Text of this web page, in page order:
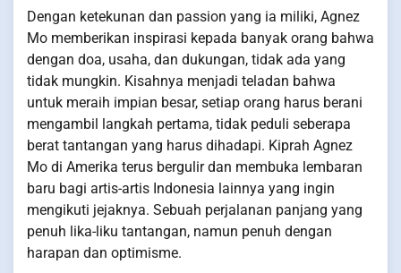
Dengan ketekunan dan passion yang ia miliki, Agnez
Mo memberikan inspirasi kepada banyak orang bahwa
dengan doa, usaha, dan dukungan, tidak ada yang
tidak mungkin. Kisahnya menjadi teladan bahwa
untuk meraih impian besar, setiap orang harus berani
mengambil langkah pertama, tidak peduli seberapa
berat tantangan yang harus dihadapi. Kiprah Agnez
Mo di Amerika terus bergulir dan membuka lembaran
baru bagi artis-artis Indonesia lainnya yang ingin
mengikuti jejaknya. Sebuah perjalanan panjang yang
penuh lika-liku tantangan, namun penuh dengan
harapan dan optimisme.